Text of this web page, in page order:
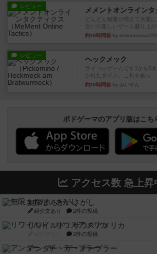
レビュー メメントオンラインタ
どんどん物量が増えて大変
合いが楽しいゲーム盛り上が
約18時間前 by nekomanma222
レビュー ヘックメック
サイコロゲームです1から5
かれたダイス。これを振っ...
約20時間前 by みいやん
ボドゲーマのアプリ版はこち
アクセス数 急上昇
無限まちがいさがし
紹介文あり 2件の投稿
リワイルド：サウスアメリカ
2件の投稿
アンダー・ザ・テーブラー